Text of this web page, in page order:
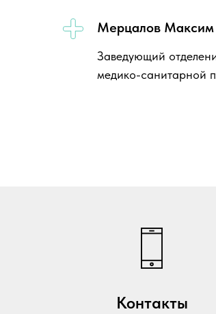
Мерцалов Максим
Заведующий
медико-санитарной
Контакты